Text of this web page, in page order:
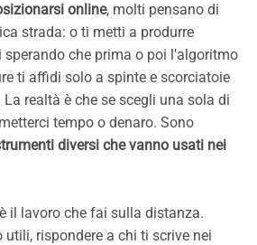
online, molti pensano di
strada: o ti metti a produrre
che prima o poi l'algoritmo
ti affidi solo a spinte e scorciatoie
realtà è che se scegli una sola di
tempo o denaro. Sono
diversi che vanno usati nei
è il lavoro che fai sulla distanza.
utili, rispondere a chi ti scrive nei